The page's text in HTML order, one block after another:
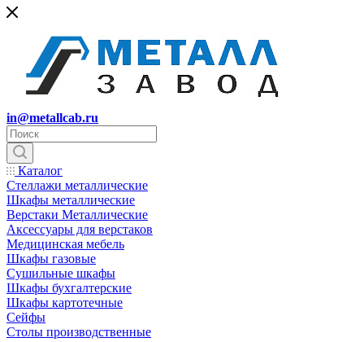
in@metallcab.ru
Каталог
Стеллажи металлические
Шкафы металлические
Верстаки Металлические
Аксессуары для верстаков
Медицинская мебель
Шкафы газовые
Сушильные шкафы
Шкафы бухгалтерские
Шкафы картотечные
Сейфы
Столы производственные